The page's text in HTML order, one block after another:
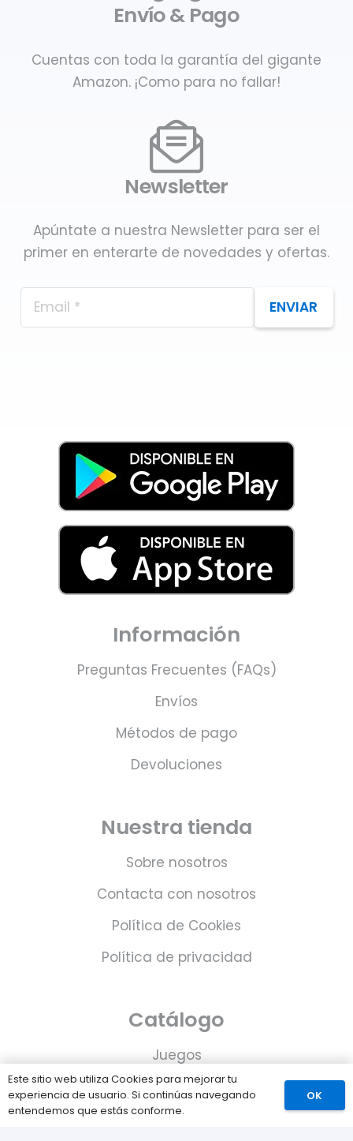
Envío & Pago
Cuentas con toda la garantía del gigante
Amazon. ¡Como para no fallar!
Newsletter
Apúntate a nuestra Newsletter para ser el
primer en enterarte de novedades y ofertas.
ENVIAR
Información
Preguntas Frecuentes (FAQs)
Envíos
Métodos de pago
Devoluciones
Nuestra tienda
Sobre nosotros
Contacta con nosotros
Política de Cookies
Política de privacidad
Catálogo
Juegos
Consolas
Accesorios para tu PS5
Este sitio web utiliza Cookies para mejorar tu
experiencia de usuario. Si continúas navegando
entendemos que estás conforme.
OK